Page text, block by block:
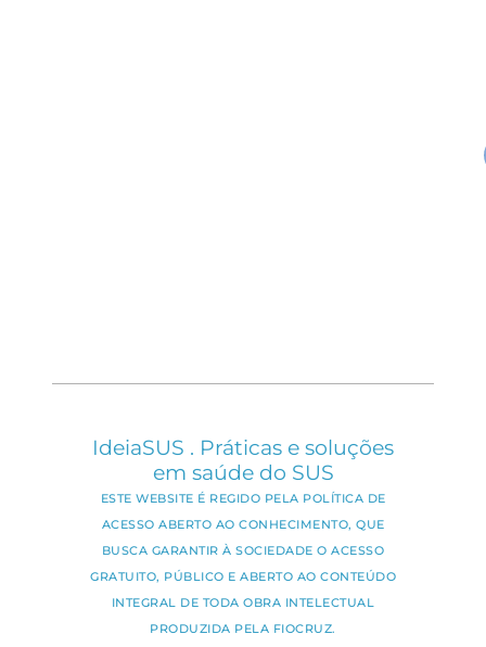
IdeiaSUS . Práticas e soluções
em saúde do SUS
ESTE WEBSITE É REGIDO PELA POLÍTICA DE
ACESSO ABERTO AO CONHECIMENTO, QUE
BUSCA GARANTIR À SOCIEDADE O ACESSO
GRATUITO, PÚBLICO E ABERTO AO CONTEÚDO
INTEGRAL DE TODA OBRA INTELECTUAL
PRODUZIDA PELA FIOCRUZ.